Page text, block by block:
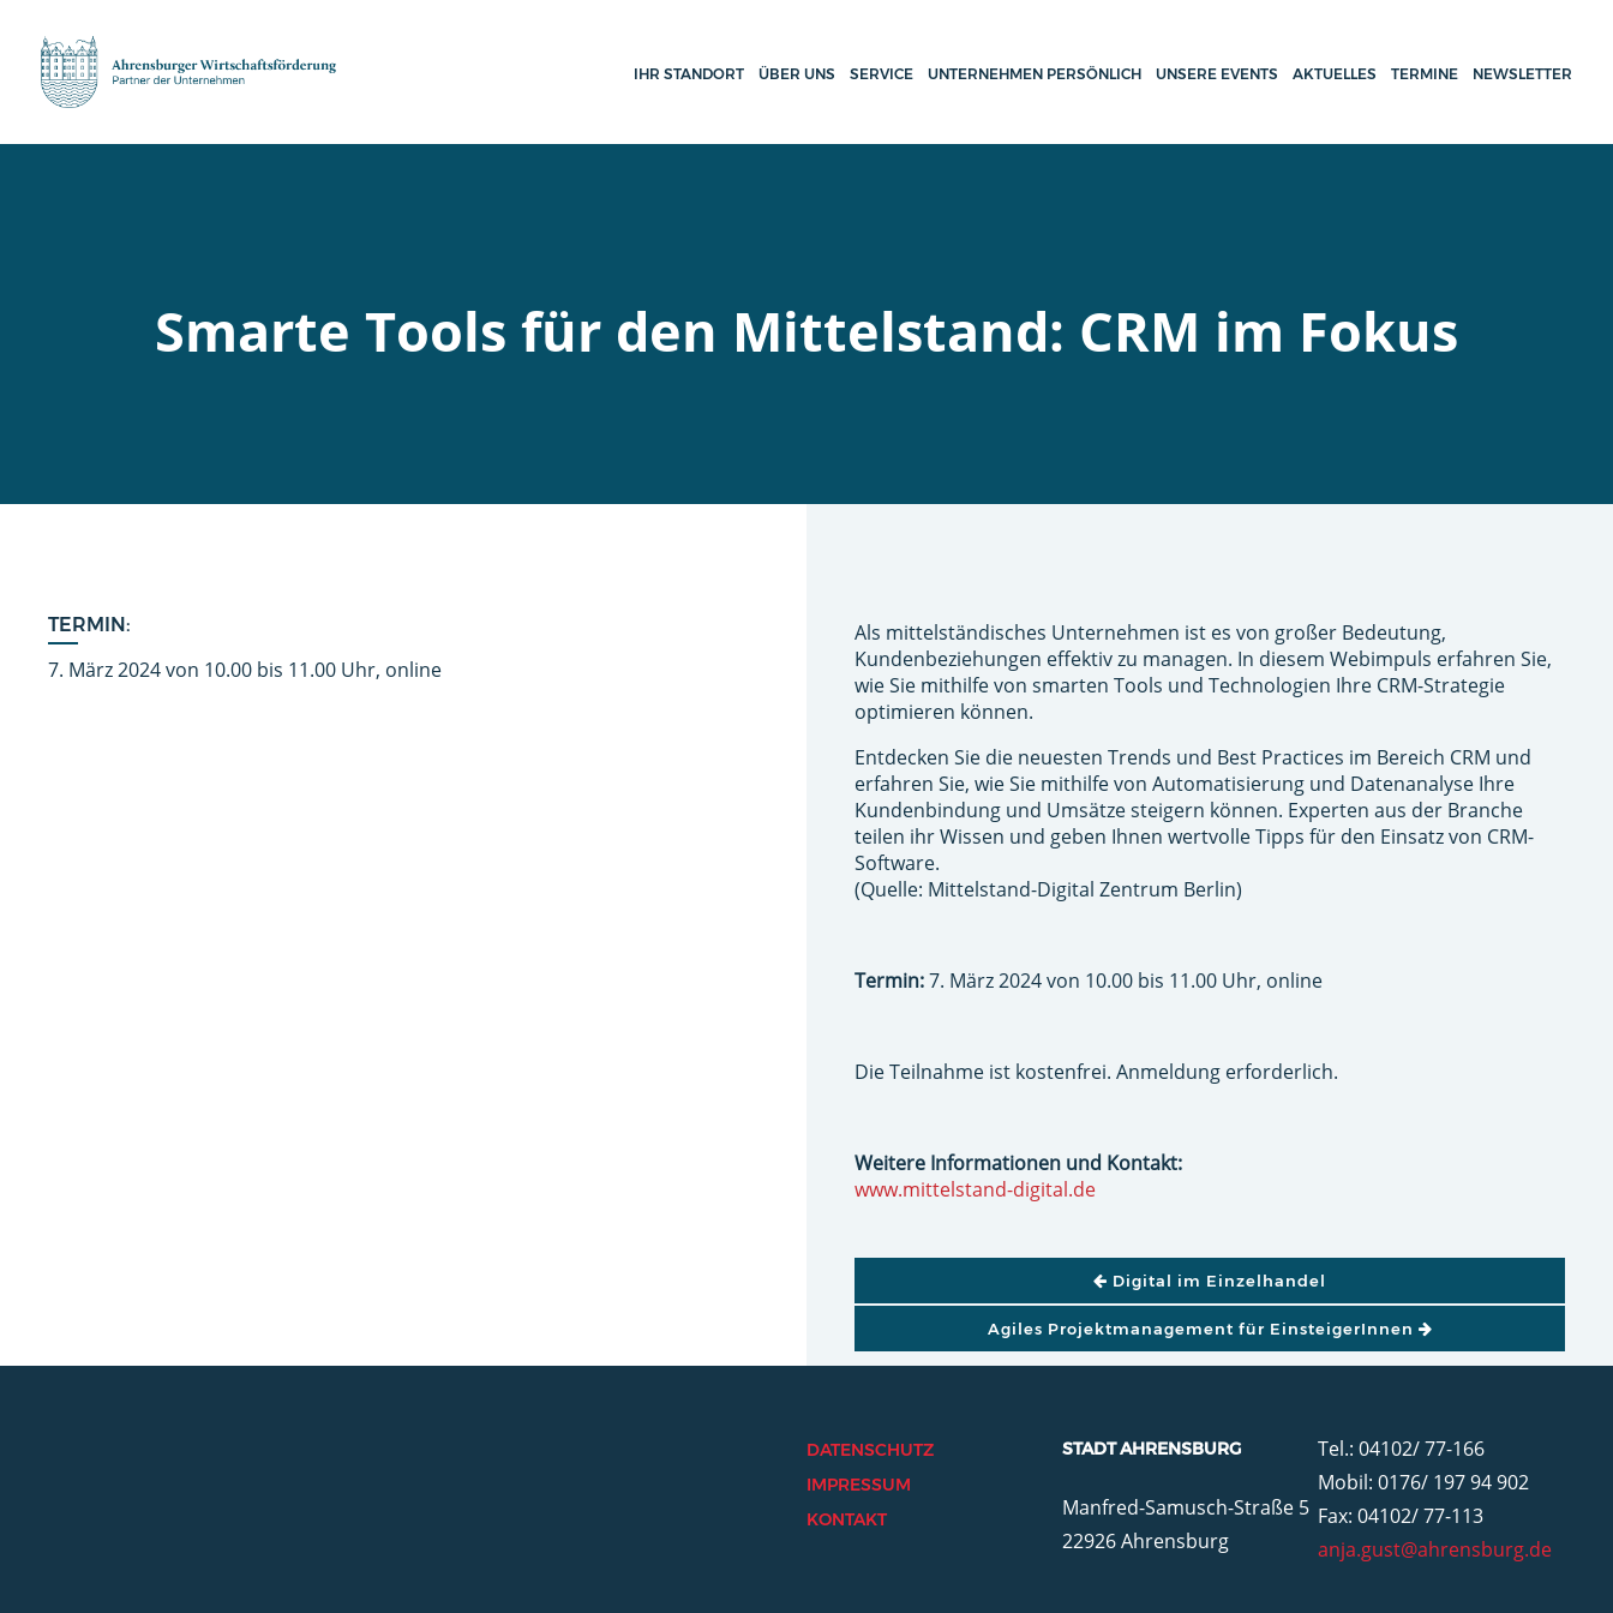
IHR STANDORT ÜBER UNS SERVICE UNTERNEHMEN PERSÖNLICH UNSERE EVENTS AKTUELLES TERMINE NEWSLETTER
Smarte Tools für den Mittelstand: CRM im Fokus
TERMIN:
7. März 2024 von 10.00 bis 11.00 Uhr, online
Als mittelständisches Unternehmen ist es von großer Bedeutung,
Kundenbeziehungen effektiv zu managen. In diesem Webimpuls erfahren Sie,
wie Sie mithilfe von smarten Tools und Technologien Ihre CRM-Strategie
optimieren können.
Entdecken Sie die neuesten Trends und Best Practices im Bereich CRM und
erfahren Sie, wie Sie mithilfe von Automatisierung und Datenanalyse Ihre
Kundenbindung und Umsätze steigern können. Experten aus der Branche
teilen ihr Wissen und geben Ihnen wertvolle Tipps für den Einsatz von CRM-
Software.
(Quelle: Mittelstand-Digital Zentrum Berlin)
Termin:7. März 2024 von 10.00 bis 11.00 Uhr, online
Die Teilnahme ist kostenfrei. Anmeldung erforderlich.
Weitere Informationen und Kontakt:
www.mittelstand-digital.de
BEITRAGSNAVIGATIONDigital im Einzelhandel
Agiles Projektmanagement für EinsteigerInnen
DATENSCHUTZ
IMPRESSUM
KONTAKT
STADT AHRENSBURG
Manfred-Samusch-Straße 5
22926 Ahrensburg
Tel.: 04102/ 77-166
Mobil: 0176/ 197 94 902
Fax: 04102/ 77-113
anja.gust@ahrensburg.de